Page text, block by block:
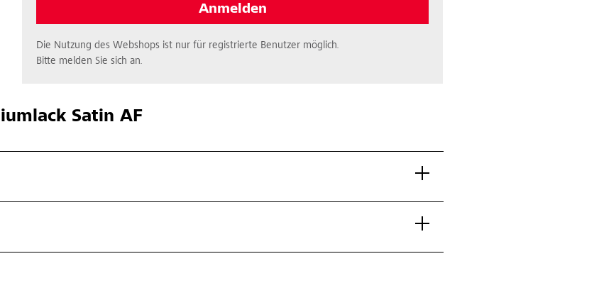
Anmelden
Die Nutzung des Webshops ist nur für registrierte Benutzer möglich.
Bitte melden Sie sich an.
Satin AF